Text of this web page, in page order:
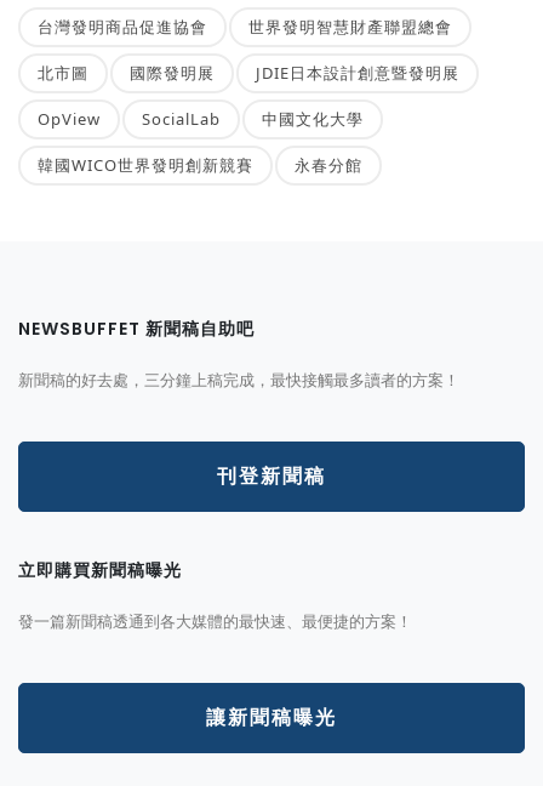
台灣發明商品促進協會 世界發明智慧財產聯盟總會
北市圖 國際發明展 JDIE日本設計創意暨發明展
OpView SocialLab 中國文化大學
韓國WICO世界發明創新競賽 永春分館
NEWSBUFFET 新聞稿自助吧
新聞稿的好去處，三分鐘上稿完成，最快接觸最多讀者的方案！
刊登新聞稿
立即購買新聞稿曝光
發一篇新聞稿透通到各大媒體的最快速、最便捷的方案！
讓新聞稿曝光